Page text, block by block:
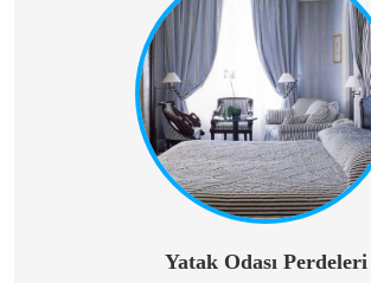
Yatak Odası Perdeleri